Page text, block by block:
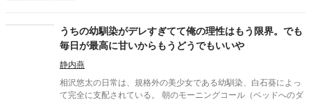
うちの幼馴染がデレすぎてて俺の理性はもう限界。でも
毎日が最高に甘いからもうどうでもいいや
静内燕
相沢悠太の日常は、規格外の美少女である幼馴染、白石葵によっ
て完全に支配されている。 朝のモーニングコール（ベッドへのダ